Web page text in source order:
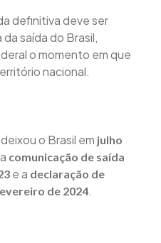
definitiva deve ser
saída do Brasil,
o momento em que
nacional.
o Brasil em julho
comunicação de saída
e a declaração de
de 2024.